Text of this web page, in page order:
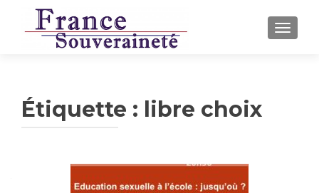
Étiquette : libre choix